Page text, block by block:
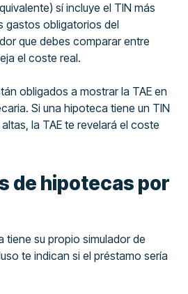
sí incluye el TIN más
gastos obligatorios del
que debes comparar entre
el coste real.
obligados a mostrar la TAE en
Si una hipoteca tiene un TIN
la TAE te revelará el coste
de hipotecas por
tiene su propio simulador de
te indican si el préstamo sería